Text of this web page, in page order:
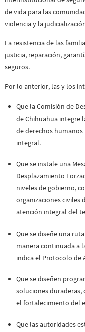
de vida para las
violencia y la
La resistencia de las
justicia, reparación,
seguros.
Por lo anterior, las y los
Que la Comisión de
de Chihuahua integre
de derechos
integral.
Que se instale una
Desplazamiento
niveles de gobierno,
organizaciones civiles
atención integral del
Que se diseñe una
manera continuada a
indica el Protocolo de
Que se diseñen
soluciones duraderas,
el fortalecimiento del
Que las autoridades